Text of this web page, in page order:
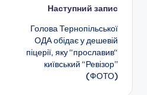
Наступний запис
Голова Тернопільської
ОДА обідає у дешевій
піцерії, яку “прославив“
київський “Ревізор”
(ФОТО)